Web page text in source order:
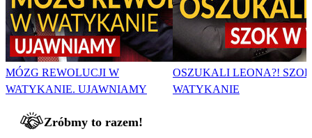
MÓZG REWOLUCJI W
WATYKANIE. UJAWNIAMY
OSZUKALI LEONA?!
WATYKANIE
Zróbmy to razem!